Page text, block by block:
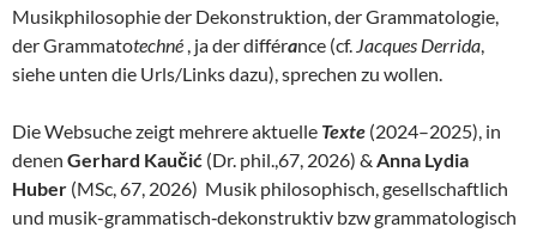
Musikphilosophie der Dekonstruktion, der Grammatologie,
der Grammatotechné , ja der différance (cf. Jacques Derrida,
siehe unten die Urls/Links dazu), sprechen zu wollen.
Die Websuche zeigt mehrere aktuelle Texte (2024–2025), in
denen Gerhard Kaučić (Dr. phil.,67, 2026) & Anna Lydia
Huber (MSc, 67, 2026) Musik philosophisch, gesellschaftlich
und musik-grammatisch‑dekonstruktiv bzw grammatologisch